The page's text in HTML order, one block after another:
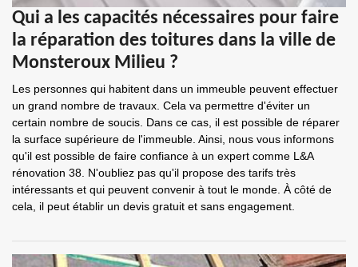
Qui a les capacités nécessaires pour faire
la réparation des toitures dans la ville de
Monsteroux Milieu ?
Les personnes qui habitent dans un immeuble peuvent effectuer
un grand nombre de travaux. Cela va permettre d'éviter un
certain nombre de soucis. Dans ce cas, il est possible de réparer
la surface supérieure de l'immeuble. Ainsi, nous vous informons
qu'il est possible de faire confiance à un expert comme L&A
rénovation 38. N'oubliez pas qu'il propose des tarifs très
intéressants et qui peuvent convenir à tout le monde. À côté de
cela, il peut établir un devis gratuit et sans engagement.